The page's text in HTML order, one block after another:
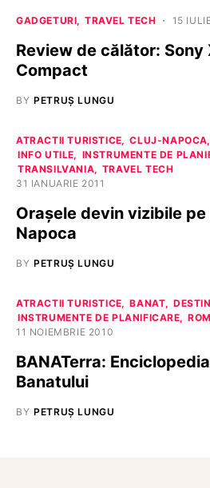
GADGETURI TRAVEL TECH 15
Review de călător: Sony
Compact
BY PETRUȘ LUNGU
ATRACTII TURISTICE CLUJ-NAPOCA
INFO UTILE
INSTRUMENTE DE
TRANSILVANIA
TRAVEL TECH
31 IANUARIE 2011
Orașele devin vizibile
Napoca
BY PETRUȘ LUNGU
ATRACTII TURISTICE BANAT
INSTRUMENTE DE PLANIFICARE
11 NOIEMBRIE 2010
BANATerra:
Banatului
BY PETRUȘ LUNGU